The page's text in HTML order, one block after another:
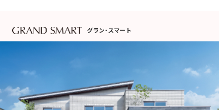
グラン・スマート